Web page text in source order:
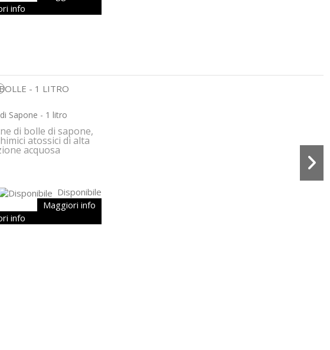
info
Sapone - 1 litro
di bolle di sapone,
atossici di alta
acquosa
Disponibile
Maggiori info
info